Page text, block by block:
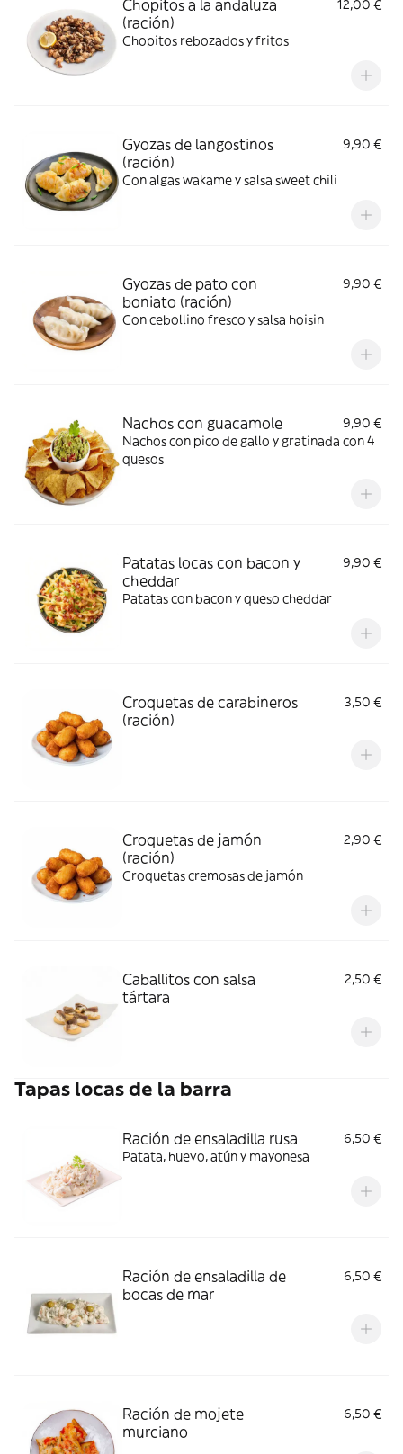
Chopitos a la andaluza
(ración)
12,00 €
Chopitos rebozados y fritos
Gyozas de langostinos
(ración)
9,90 €
Con algas wakame y salsa sweet chili
Gyozas de pato con
boniato (ración)
9,90 €
Con cebollino fresco y salsa hoisin
Nachos con guacamole
9,90 €
Nachos con pico de gallo y gratinada con 4
quesos
Patatas locas con bacon y
cheddar
9,90 €
Patatas con bacon y queso cheddar
Croquetas de carabineros
(ración)
3,50 €
Croquetas de jamón
(ración)
2,90 €
Croquetas cremosas de jamón
Caballitos con salsa
tártara
2,50 €
Tapas locas de la barra
Ración de ensaladilla rusa
6,50 €
Patata, huevo, atún y mayonesa
Ración de ensaladilla de
bocas de mar
6,50 €
Ración de mojete
murciano
6,50 €